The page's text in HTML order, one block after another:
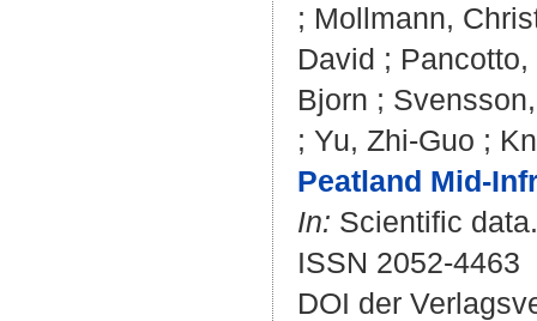
; Mollmann,
David ;
Bjorn ;
; Yu, Zhi-Guo ;
Peatland Mid-
In: Scientific
ISSN 2052-4463
DOI der